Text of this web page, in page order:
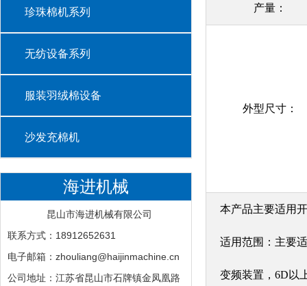
珍珠棉机系列
无纺设备系列
服装羽绒棉设备
沙发充棉机
海进机械
昆山市海进机械有限公司
联系方式：18912652631
电子邮箱：zhouliang@haijinmachine.cn
公司地址：江苏省昆山市石牌镇金凤凰路
产量：
外型尺寸：
本产品主要适用
适用范围：主要
变频装置，6D以